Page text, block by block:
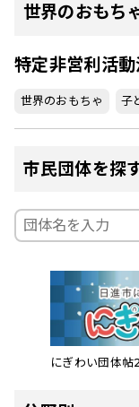
世界のおもち
特定非営利活
世界のおもちゃ 子
市民団体を探
にぎわい団体